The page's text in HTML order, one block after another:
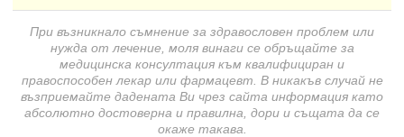
При възникнало съмнение за здравословен проблем или
нужда от лечение, моля винаги се обръщайте за
медицинска консултация към квалифициран и
правоспособен лекар или фармацевт. В никакъв случай не
възприемайте дадената Ви чрез сайта информация като
абсолютно достоверна и правилна, дори и същата да се
окаже такава.